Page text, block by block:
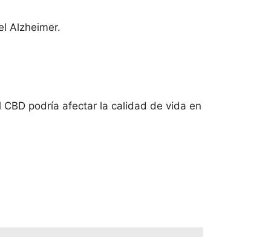
Alzheimer.
podría afectar la calidad de vida en